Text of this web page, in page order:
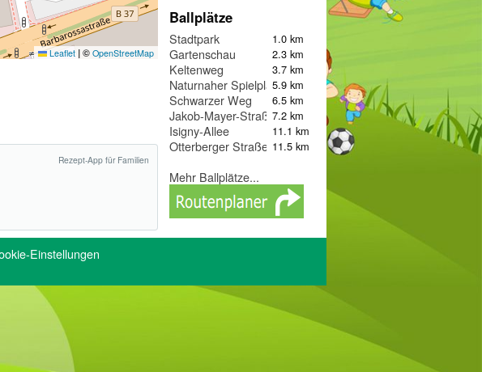
Leaflet |© OpenStreetMap
Rezept-App für Familien
Ballplätze
Stadtpark 1.0 km
Gartenschau 2.3 km
Keltenweg 3.7 km
Naturnaher Spielplatz Ottertal
5.9 km
Schwarzer Weg 6.5 km
Jakob-Mayer-Straße7.2 km
Isigny-Allee 11.1 km
Otterberger Straße 11.5 km
Mehr Ballplätze...
Einstellungen